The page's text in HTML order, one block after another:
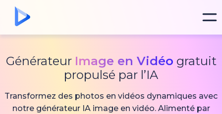
Générateur Image en Vidéo gratuit
propulsé par l’IA
Transformez des photos en vidéos dynamiques avec
notre générateur IA image en vidéo. Alimenté par